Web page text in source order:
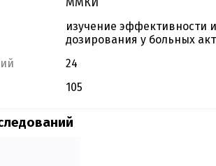
изучение эффективности
дозирования у больных
24
105